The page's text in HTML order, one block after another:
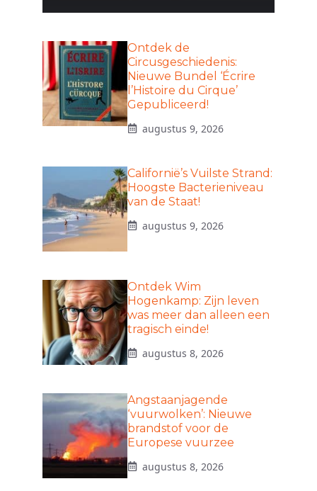
Ontdek de
Circusgeschiedenis:
Nieuwe Bundel ‘Écrire
l’Histoire du Cirque’
Gepubliceerd!
augustus 9, 2026
Californië’s Vuilste Strand:
Hoogste Bacterieniveau
van de Staat!
augustus 9, 2026
Ontdek Wim
Hogenkamp: Zijn leven
was meer dan alleen een
tragisch einde!
augustus 8, 2026
Angstaanjagende
‘vuurwolken’: Nieuwe
brandstof voor de
Europese vuurzee
augustus 8, 2026